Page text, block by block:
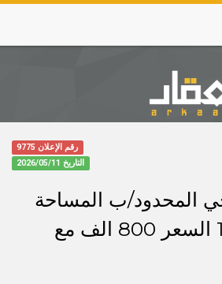
رقم الإعلان 9775
التاريخ 2026/05/11
المحدود/ب المساحة
400م شارع 15 السعر 800 الف مع